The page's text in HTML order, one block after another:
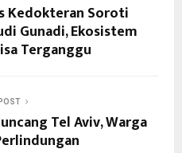
Kedokteran Soroti
Gunadi, Ekosistem
Terganggu
Tel Aviv, Warga